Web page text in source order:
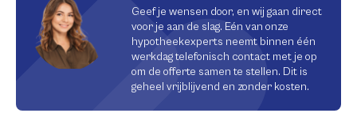
Geef je wensen door, en wij gaan direct
voor je aan de slag. Eén van onze
hypotheekexperts neemt binnen één
werkdag telefonisch contact met je op
om de offerte samen te stellen. Dit is
geheel vrijblijvend en zonder kosten.